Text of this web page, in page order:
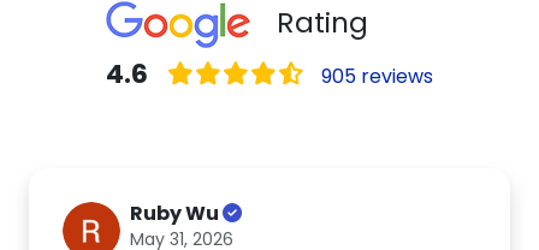
Rating
4.6 905 reviews
Ruby Wu
May 31, 2026